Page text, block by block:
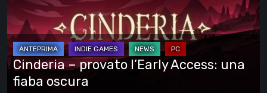
l’Early
Access:
una
fiaba
oscura
Cinderia – provato l’Early Access: una
fiaba oscura